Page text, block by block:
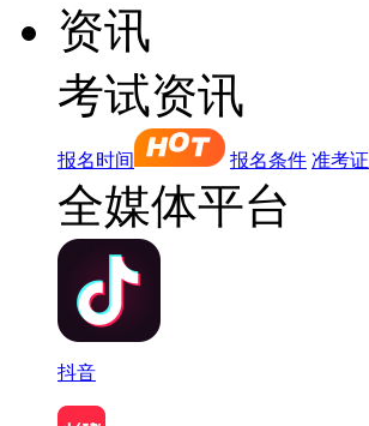
资讯
考试资讯
报名时间 报名条件 准考证
全媒体平台
抖音